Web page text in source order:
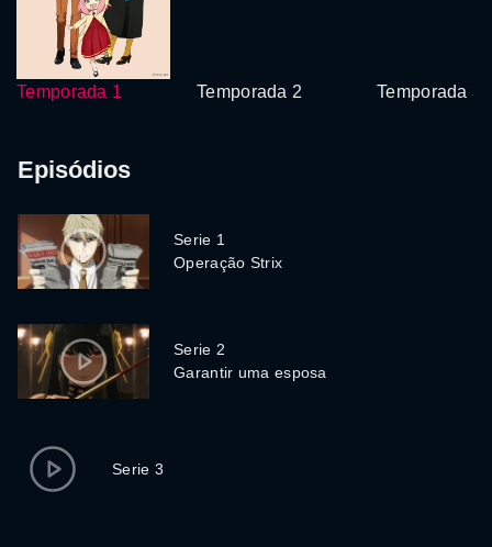
Temporada 1 Temporada 2 Temporada 3
Episódios
Serie 1
Operação Strix
Serie 2
Garantir uma esposa
Serie 3